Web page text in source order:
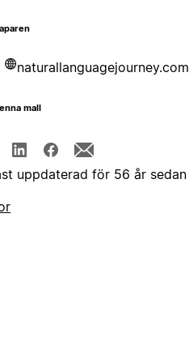
naturallanguagejourney.com
mall
uppdaterad för 56 år sedan